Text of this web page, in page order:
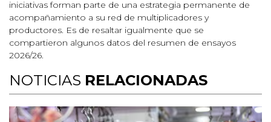
iniciativas forman parte de una estrategia permanente de
acompañamiento a su red de multiplicadores y
productores. Es de resaltar igualmente que se
compartieron algunos datos del resumen de ensayos
2026/26.
NOTICIAS RELACIONADAS